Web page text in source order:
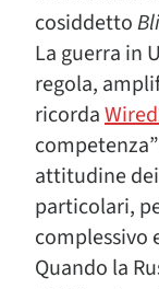
cosiddetto
La guerra in
regola,
ricorda
attitudine
particolari,
complessivo
Quando la